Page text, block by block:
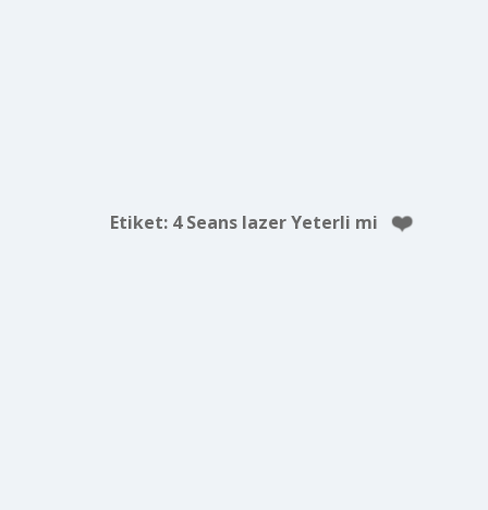
Etiket: 4 Seans lazer Yeterli mi